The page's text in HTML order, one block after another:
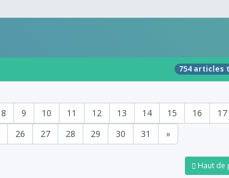
754 articles
8 9 10 11 12 13 14 15 16 17
26 27 28 29 30 31 »
Haut de